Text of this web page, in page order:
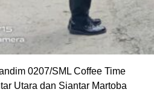
0207/SML Coffee Time
Utara dan Siantar Martoba